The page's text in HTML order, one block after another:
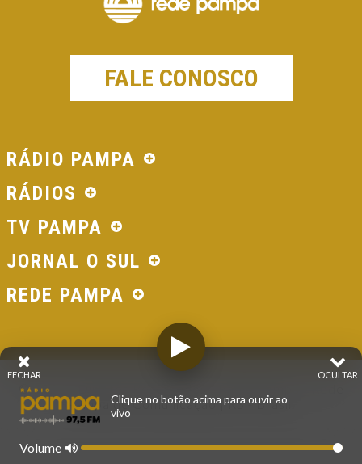
FALE CONOSCO
RÁDIO PAMPA
RÁDIOS
TV PAMPA
JORNAL O SUL
REDE PAMPA
© 2026 - Direitos Reservados - Rádio Pampa - Rede
Pampa de Comunicação | RS - Brasil.
OCULTAR
FECHAR
Clique no botão acima para ouvir ao
vivo
Volume